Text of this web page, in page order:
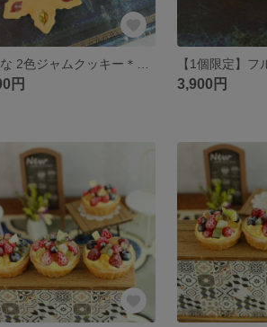
円 3,900円